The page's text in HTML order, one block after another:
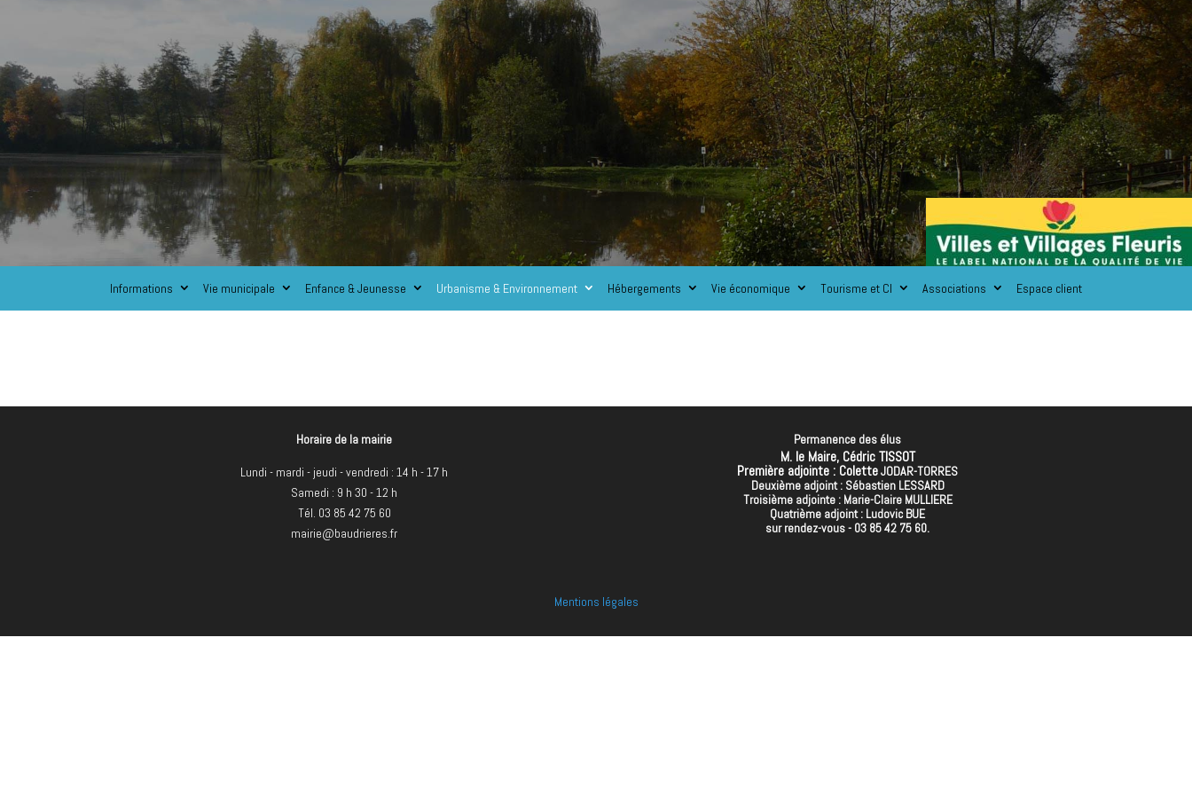
Informations Vie municipale Enfance & Jeunesse Urbanisme & Environnement Hébergements Vie économique Tourisme et CI Associations Espace client
Horaire de la mairie
Lundi - mardi - jeudi - vendredi : 14 h - 17 h
Samedi : 9 h 30 - 12 h
Tél. 03 85 42 75 60
mairie@baudrieres.fr
Permanence des élus
M. le Maire, Cédric TISSOT
Première adjointe : ColetteJODAR-TORRES
Deuxième adjoint : Sébastien LESSARD
Troisième adjointe : Marie-Claire MULLIERE
Quatrième adjoint : Ludovic BUE
sur rendez-vous - 03 85 42 75 60.
Mentions légales